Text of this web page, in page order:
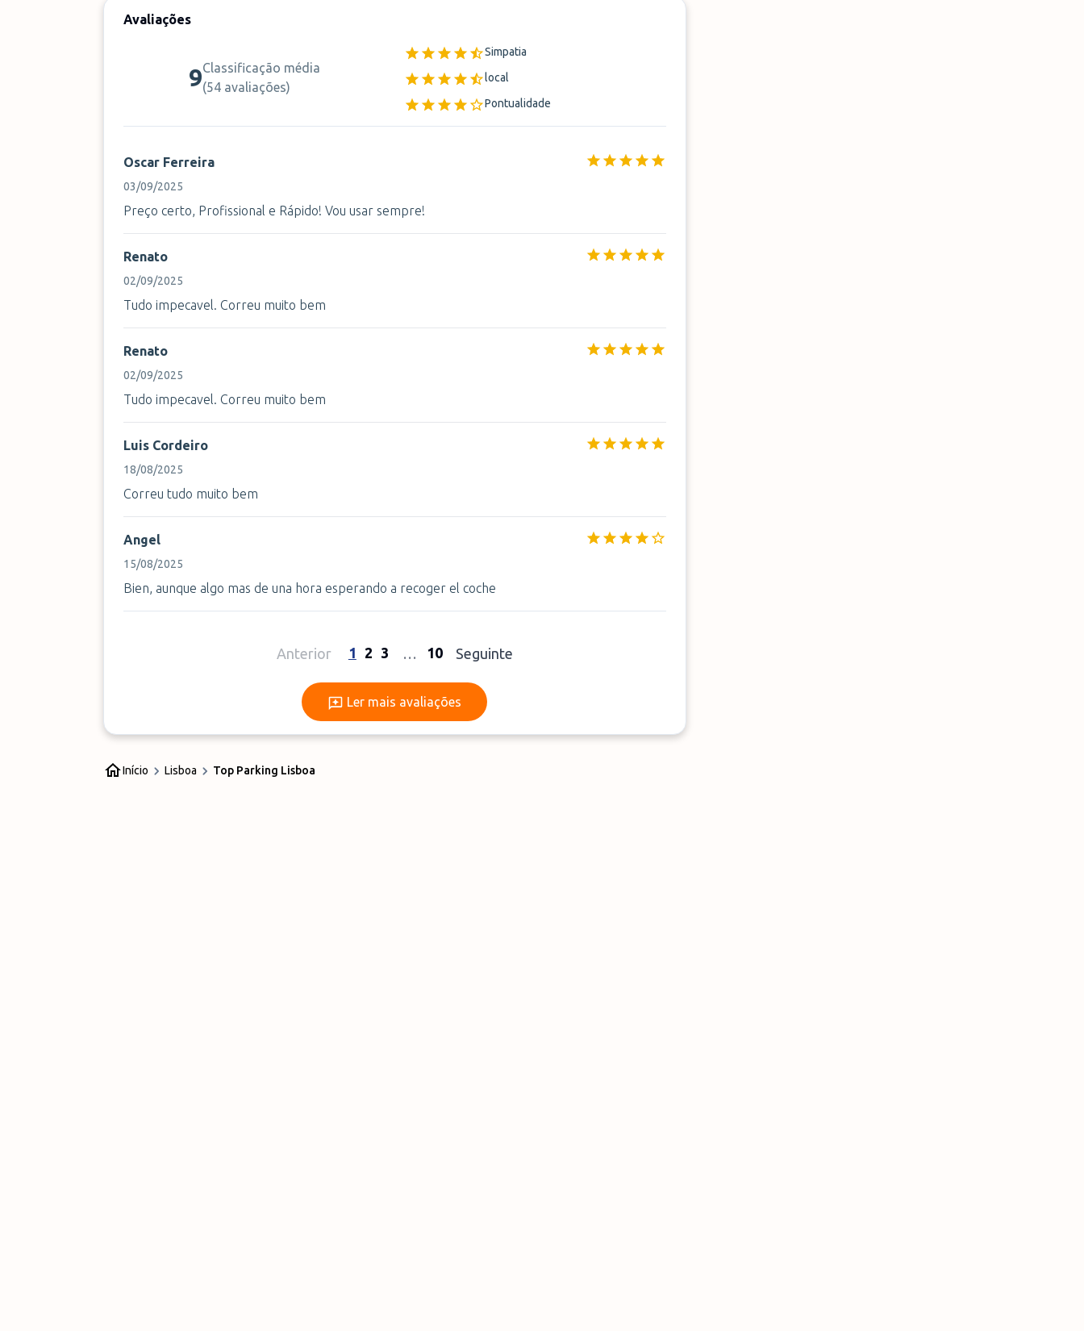
Avaliações
9Classificação média
(54 avaliações)
Simpatia
local
Pontualidade
Oscar Ferreira
03/09/2025
Preço certo, Profissional e Rápido! Vou usar sempre!
Renato
02/09/2025
Tudo impecavel. Correu muito bem
Renato
02/09/2025
Tudo impecavel. Correu muito bem
Luis Cordeiro
18/08/2025
Correu tudo muito bem
Angel
15/08/2025
Bien, aunque algo mas de una hora esperando a recoger el coche
Anterior 1 2 3 … 10 Seguinte
Ler mais avaliações
Ler mais avaliações
Início Lisboa Top Parking Lisboa